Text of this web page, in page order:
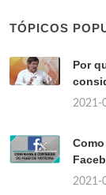
TÓPICOS
Por
2021-
2021-